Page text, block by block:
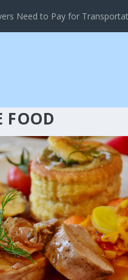
Need to Pay for
FOOD